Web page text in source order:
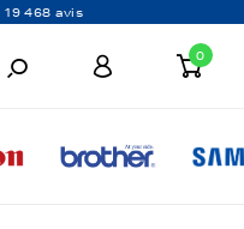
19 468 avis
0